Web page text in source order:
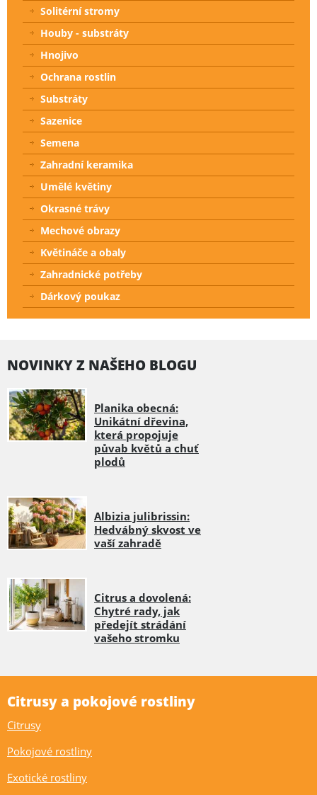
Solitérní stromy
Houby - substráty
Hnojivo
Ochrana rostlin
Substráty
Sazenice
Semena
Zahradní keramika
Umělé květiny
Okrasné trávy
Mechové obrazy
Květináče a obaly
Zahradnické potřeby
Dárkový poukaz
NOVINKY Z NAŠEHO BLOGU
Planika obecná:
Unikátní dřevina,
která propojuje
půvab květů a chuť
plodů
Albizia julibrissin:
Hedvábný skvost ve
vaší zahradě
Citrus a dovolená:
Chytré rady, jak
předejít strádání
vašeho stromku
Citrusy a pokojové rostliny
Citrusy
Pokojové rostliny
Exotické rostliny